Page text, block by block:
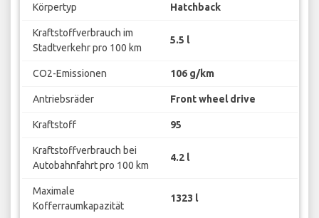
Körpertyp Hatchback
Kraftstoffverbrauch im
Stadtverkehr pro 100 km
5.5 l
CO2-Emissionen 106 g/km
Antriebsräder Front wheel drive
Kraftstoff 95
Kraftstoffverbrauch bei
Autobahnfahrt pro 100 km
4.2 l
Maximale
Kofferraumkapazität
1323 l